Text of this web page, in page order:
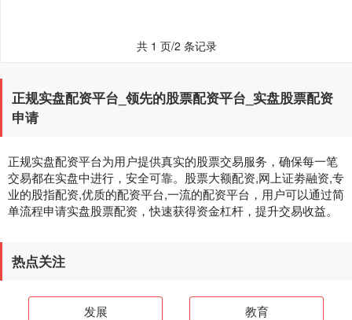
共 1 页/2 条记录
正规实盘配资平台_领先的股票配资平台_实盘股票配资
申请
正规实盘配资平台为用户提供真实的股票交易服务，确保每一笔
交易都在实盘中进行，安全可靠。股票大额配资,网上证劵融资,专
业的股指配资,优质的配资平台,一流的配资平台，用户可以通过简
单流程申请实盘股票配资，快速获得资金杠杆，提升交易收益。
热点关注
发展 教育